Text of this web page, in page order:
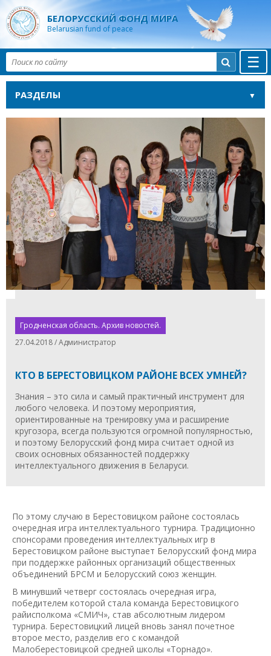
БЕЛОРУССКИЙ ФОНД МИРА
Belarusian fund of peace
☰

РАЗДЕЛЫ
Гродненская область. Архив новостей.
27.04.2018 / Администратор
КТО В БЕРЕСТОВИЦКОМ РАЙОНЕ ВСЕХ УМНЕЙ?
Знания – это сила и самый практичный инструмент для
любого человека. И поэтому мероприятия,
ориентированные на тренировку ума и расширение
кругозора, всегда пользуются огромной популярностью,
и поэтому Белорусский фонд мира считает одной из
своих основных обязанностей поддержку
интеллектуального движения в Беларуси.
По этому случаю в Берестовицком районе состоялась
очередная игра интеллектуального турнира. Традиционно
спонсорами проведения интеллектуальных игр в
Берестовицком районе выступает Белорусский фонд мира
при поддержке районных организаций общественных
объединений БРСМ и Белорусский союз женщин.
В минувший четверг состоялась очередная игра,
победителем которой стала команда Берестовицкого
райисполкома «СМИЧ», став абсолютным лидером
турнира. Берестовицкий лицей вновь занял почетное
второе место, разделив его с командой
Малоберестовицкой средней школы «Торнадо».